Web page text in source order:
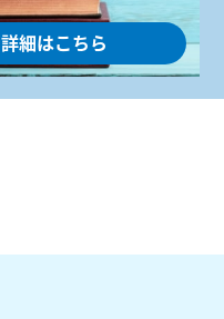
詳細はこちら